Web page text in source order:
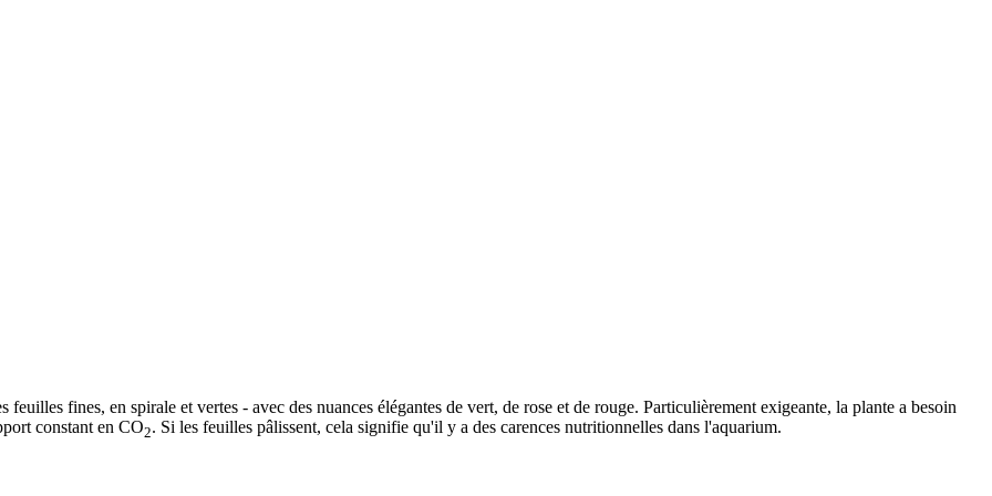
feuilles fines, en spirale et vertes - avec des nuances élégantes de vert, de rose et de rouge. Particulièrement exigeante, la plante a besoin
constant en CO2. Si les feuilles pâlissent, cela signifie qu'il y a des carences nutritionnelles dans l'aquarium.